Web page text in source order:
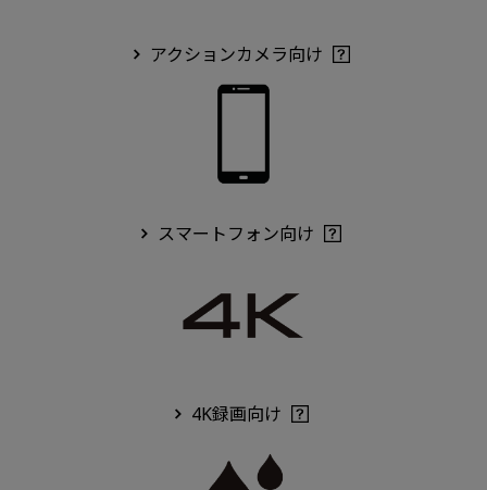
アクションカメラ向け
スマートフォン向け
4K録画向け